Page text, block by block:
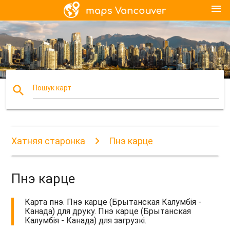
menu
search Пошук карт
Хатняя старонка Пнэ карце
Пнэ карце
Карта пнэ. Пнэ карце (Брытанская Калумбія -
Канада) для друку. Пнэ карце (Брытанская
Калумбія - Канада) для загрузкі.